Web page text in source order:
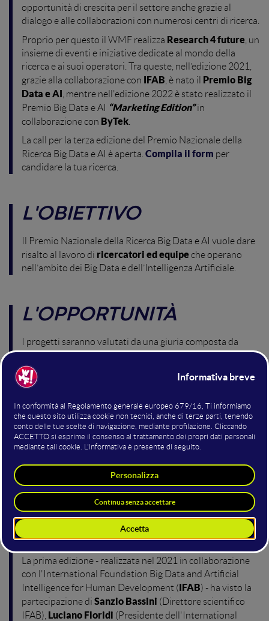
opportunità di crescita per il settore anche grazie al
dialogo e alle collaborazioni con numerosi centri di ricerca.
Proprio per questo il WMF realizza Research 4 future , un
insieme di eventi e iniziative dedicate al mondo della
ricerca e ai suoi operatori. Tra queste, nell’edizione 2021,
grazie alla collaborazione con IFAB , è nato il Premio Big
Data e AI , mentre nell'edizione 2022 è stato realizzato il
Premio Big Data e AI
“Marketing Edition”in
collaborazione con ByTek
La call per la terza edizione del Premio Nazionale della
Ricerca Big Data e AI è aperta. Compila il form per
candidare la tua ricerca.
L'OBIETTIVO
Il Premio Nazionale della Ricerca Big Data e AI vuole dare
risalto al lavoro di ricercatori ed equipeche operano
nell’ambito dei Big Data e dell’Intelligenza Artificiale.
L'OPPORTUNITÀ
I progetti saranno valutati da una giuria composta da
referenti del WMF che decreteranno il vincitore.
In palio la possibilità di entrare in contatto con ilricco
network
startup, ricercatori, aziende leader del settore e tanti altri
attori del mondo dell’innovazioneprovenienti da tutto
il mondo, che ogni anno popolano e animano il WMF.
Il Premio Nazionale della Ricerca Big Data e AI sarà
Rimini di fronte a una platea di partecipanti, aziende e
player di tutto il mondo.
LE EDIZIONI PASSATE
La prima edizione - realizzata nel 2021 in collaborazione
con l'International Foundation Big Data and Artificial
Intelligence for Human Development (IFAB) - ha visto la
partecipazione di Sanzio Bassini (Direttore scientifico
IFAB), Luciano Floridi (Presidente dell'International